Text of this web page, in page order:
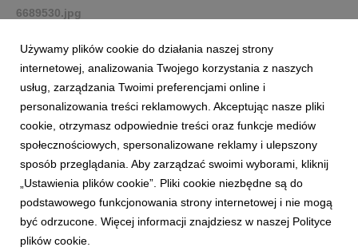
6689530.jpg
grafika 256 KB
6689561.jpg
grafika|262 KB Pobierz
Używamy plików cookie do działania naszej strony
internetowej, analizowania Twojego korzystania z naszych
usług, zarządzania Twoimi preferencjami online i
personalizowania treści reklamowych. Akceptując nasze pliki
cookie, otrzymasz odpowiednie treści oraz funkcje mediów
społecznościowych, spersonalizowane reklamy i ulepszony
sposób przeglądania. Aby zarządzać swoimi wyborami, kliknij
„Ustawienia plików cookie”. Pliki cookie niezbędne są do
podstawowego funkcjonowania strony internetowej i nie mogą
być odrzucone. Więcej informacji znajdziesz w naszej Polityce
plików cookie.